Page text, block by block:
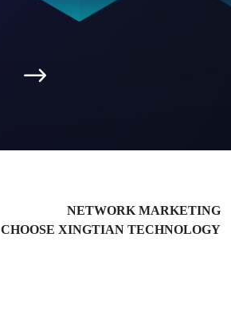

NETWORK MARKETING
CHOOSE XINGTIAN TECHNOLOGY